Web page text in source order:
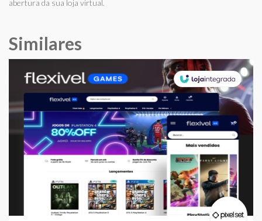
abertura da sua loja virtual.
Similares